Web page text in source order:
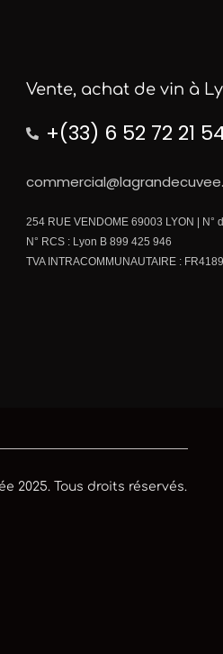
Vente, achat de vin à
+(33) 6 52 72 21
254 RUE VENDOME 69003 LYON | N°
N° RCS : Lyon B 899 425 946
TVA INTRACOMMUNAUTAIRE :
2025. Tous droits réservés.